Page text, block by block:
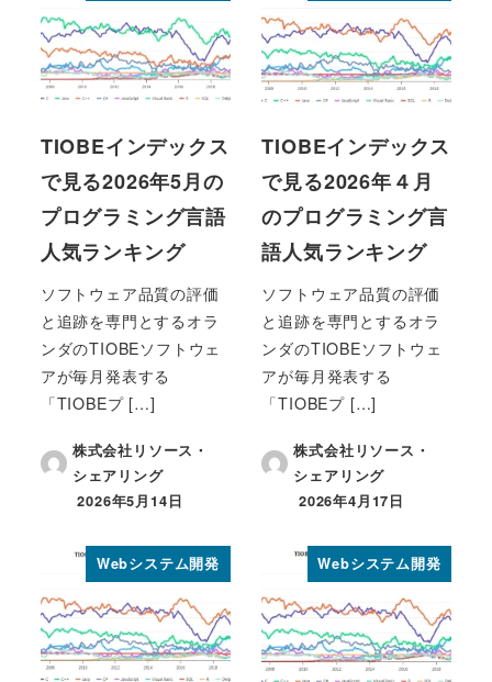
TIOBEインデックス
で見る2026年5月の
プログラミング言語
人気ランキング
ソフトウェア品質の評価
と追跡を専門とするオラ
ンダのTIOBEソフトウェ
アが毎月発表する
「TIOBEプ […]
株式会社リソース・
シェアリング
投稿日
2026年5月14日
TIOBEインデックス
で見る2026年４月
のプログラミング言
語人気ランキング
ソフトウェア品質の評価
と追跡を専門とするオラ
ンダのTIOBEソフトウェ
アが毎月発表する
「TIOBEプ […]
株式会社リソース・
シェアリング
投稿日
2026年4月17日
Webシステム開発 Webシステム開発